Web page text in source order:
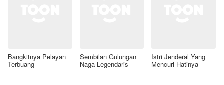
Bangkitnya Pelayan
Terbuang
Sembilan Gulungan
Naga Legendaris
Istri Jenderal Yang
Mencuri Hatinya